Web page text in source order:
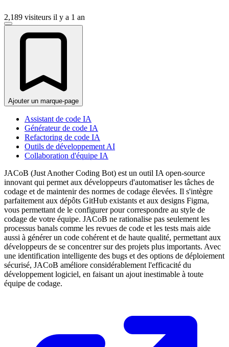
2,189 visiteurs il y a 1 an
Ajouter un marque-page
Assistant de code IA
Générateur de code IA
Refactoring de code IA
Outils de développement AI
Collaboration d'équipe IA
JACoB (Just Another Coding Bot) est un outil IA open-source
innovant qui permet aux développeurs d'automatiser les tâches de
codage et de maintenir des normes de codage élevées. Il s'intègre
parfaitement aux dépôts GitHub existants et aux designs Figma,
vous permettant de le configurer pour correspondre au style de
codage de votre équipe. JACoB ne rationalise pas seulement les
processus banals comme les revues de code et les tests mais aide
aussi à générer un code cohérent et de haute qualité, permettant aux
développeurs de se concentrer sur des projets plus importants. Avec
une identification intelligente des bugs et des options de déploiement
sécurisé, JACoB améliore considérablement l'efficacité du
développement logiciel, en faisant un ajout inestimable à toute
équipe de codage.